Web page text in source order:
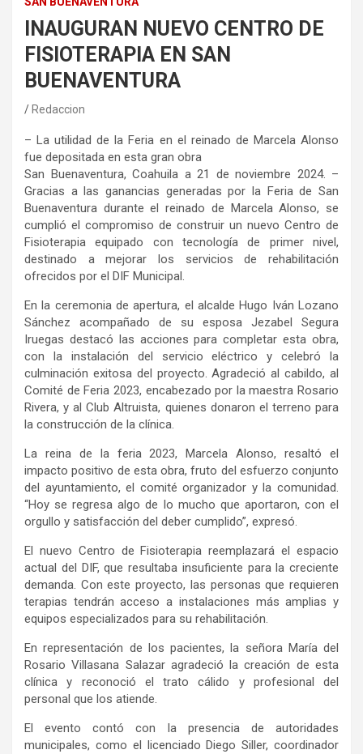
INAUGURAN NUEVO CENTRO DE
FISIOTERAPIA EN SAN
BUENAVENTURA
Redaccion
– Lautilidad de la Feria en el reinado de Marcela Alonso
fue depositada en esta gran obra
San Buenaventura, Coahuila a 21 de noviembre 2024. –
Gracias a las ganancias generadas por la Feria de San
Buenaventura durante el reinado de Marcela Alonso, se
cumplió el compromiso de construir un nuevo Centro de
Fisioterapia equipado con tecnología de primer nivel,
destinado a mejorar los servicios de rehabilitación
ofrecidos por el DIF Municipal.
En la ceremonia de apertura, el alcalde Hugo Iván Lozano
Sánchez acompañado de su esposa Jezabel Segura
Iruegas destacó las accionespara completar esta obra,
con l a instalación del servicio eléctrico ycelebró la
culminación exitosa del proyecto. Agradeció al cabildo, al
Comité de Feria 2023, encabezado por la maestra Rosario
Rivera, y al Club Altruista, quienes donaron el terreno para
la construcción de la clínica.
La reina de la feria 2023, Marcela Alonso, resaltó el
impacto positivo de esta obra, fruto del esfuerzo conjunto
del ayuntamiento, el comité organizador y la comunidad.
“Hoy se regresa algo de lo mucho que aportaron, con el
orgullo y satisfacción del deber cumplido”, expresó.
El nuevo Centro de Fisioterapia reemplazará el espacio
actual del DIF, que resultaba insuficiente para la creciente
demanda. Con este proyecto, las personas que requieren
terapias tendrán acceso a instalaciones más amplias y
equipos especializados para su rehabilitación.
En representación de los pacientes, la señora María del
Rosario Villasana Salazar agradeció la creación de esta
clínica y reconoció el trato cálido y profesional del
personal que los atiende.
El evento contó con la presencia de autoridades
municipales, como el licenciado Diego Siller, coordinador